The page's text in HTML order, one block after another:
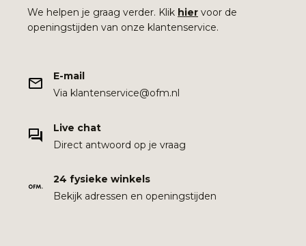
We helpen je graag verder. Klik hier voor de
openingstijden van onze klantenservice.
E-mail
Via klantenservice@ofm.nl
Live chat
Direct antwoord op je vraag
24 fysieke winkels
Bekijk adressen en openingstijden